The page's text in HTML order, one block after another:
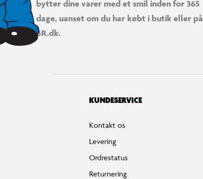
bytter dine varer med et smil inden for 365
dage, uanset om du har købt i butik eller på
BR.dk.
KUNDESERVICE
Kontakt os
Levering
Ordrestatus
Returnering